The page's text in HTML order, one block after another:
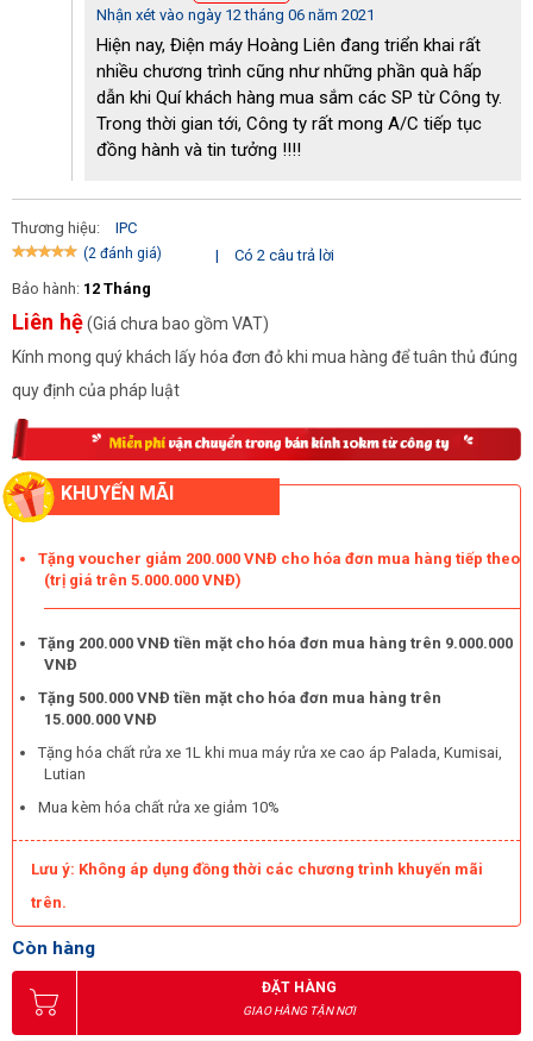
sát chặt chẽ của đội ngũ chuyên gia giúp cho chất lượng của
model rửa xe này được đảm bảo tuyệt đối.
Động cơ lõi dây đồng 100% cho công suất 2.8KW mạnh mẽ, êm
ái, ổn định. Nhờ đó, dòng máy phun rửa áp lực cao này bền bỉ
hơn khi làm việc và ít xảy ra hỏng hóc hoặc sự cố. Điều này sẽ
sửa chữa máy.
Bên cạnh đó, với khả năng làm sạch hiệu quả, nhanh chóng; IPC
PW-C25 I1509P M còn giúp người dùng tiết kiệm đáng kể nước
và điện năng sử dụng. Đồng thời, giảm được lượng nước thải ra
môi trường.
Mua máy rửa xe nước lạnh IPC PW-C25 I1509P M ở đâu
chính hãng, giá tốt?
Để lựa chọn được địa chỉ mua hàng chính hãng, giá tốt là điều
quan tâm hàng đầu của khách hàng. Bởi địa chỉ uy tín sẽ giúp
người dùng đảm bảo được chất lượng sản phẩm cũng như quyền
lợi tối đa của người mua.
cậy được nhiều người đánh giá cao. Tại đây, có rất nhiều model
rửa xe chuyên nghiệp giúp người dùng có thể thoải mái lựa chọn.
Mua máy rửa xe nước lạnh IPC ở đâu?
Các model máy rửa xe nước lạnh, máy rửa xe nước nóng, cao áp,
Nhận xét vào ngày 12 tháng 06 năm 2021
Hiện nay, Điện máy Hoàng Liên đang triển khai rất
nhiều chương trình cũng như những phần quà hấp
dẫn khi Quí khách hàng mua sắm các SP từ Công ty.
Trong thời gian tới, Công ty rất mong A/C tiếp tục
đồng hành và tin tưởng !!!!
Thương hiệu: IPC
(2 đánh giá) |
Có 2 câu trả lời
Bảo hành: 12 Tháng
Liên hệ(Giá chưa bao gồm VAT)
Kính mong quý khách lấy hóa đơn đỏ khi mua hàng để tuân thủ đúng
quy định của pháp luật
KHUYẾN MÃI
Tặng voucher giảm 200.000 VNĐ cho hóa đơn mua hàng tiếp theo
(trị giá trên 5.000.000 VNĐ)
Tặng 200.000 VNĐ tiền mặt cho hóa đơn mua hàng trên 9.000.000
VNĐ
Tặng 500.000 VNĐ tiền mặt cho hóa đơn mua hàng trên
15.000.000 VNĐ
Tặng hóa chất rửa xe 1L khi mua máy rửa xe cao áp Palada, Kumisai,
Lutian
Mua kèm hóa chất rửa xe giảm 10%
Lưu ý: Không áp dụng đồng thời các chương trình khuyến mãi
trên.
Còn hàng
ĐẶT HÀNG
GIAO HÀNG TẬN NƠI